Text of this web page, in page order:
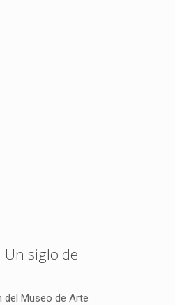
Un siglo de
del Museo de Arte